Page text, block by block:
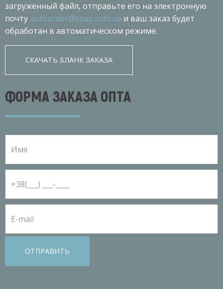
загруженный файл, отправьте его на электронную
почту autoorder@soap.com.ua и ваш заказ будет
обработан в автоматическом режиме.
СКАЧАТЬ БЛАНК ЗАКАЗА
ФОРМА ЗАКАЗА ОПТА
ОТПРАВИТЬ